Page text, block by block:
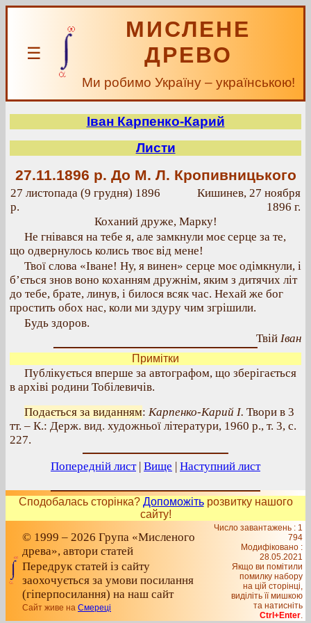
☰
МИСЛЕНЕ
ДРЕВО
Ми робимо Україну – українською!
Іван Карпенко-Карий
Листи
27.11.1896 р. До М. Л. Кропивницького
27 листопада (9 грудня) 1896
р.
Кишинев, 27 ноября
1896 г.
Коханий друже, Марку!
Не гнівався на тебе я, але замкнули моє серце за те,
що одвернулось колись твоє від мене!
Твої слова «Іване! Ну, я винен» серце моє одімкнули, і
б’ється знов воно коханням дружнім, яким з дитячих літ
до тебе, брате, линув, і билося всяк час. Нехай же бог
простить обох нас, коли ми здуру чим згрішили.
Будь здоров.
Твій Іван
Примітки
Публікується вперше за автографом, що зберігається
в архіві родини Тобілевичів.
Подається за виданням: Карпенко-Карий І. Твори в 3
тт. – К.: Держ. вид. художньої літератури, 1960 р., т. 3, с.
227.
Попередній лист| Вище | Наступний лист
Сподобалась сторінка? Допоможітьрозвитку нашого
сайту!
© 1999 – 2026 Група «Мисленого
древа», автори статей
Передрук статей із сайту
заохочується за умови посилання
(гіперпосилання) на наш сайт
Сайт живе на Смереці
Число завантажень : 1
794
Модифіковано :
28.05.2021
Якщо ви помітили
помилку набору
на цiй сторiнцi,
видiлiть її мишкою
та натисніть
Ctrl+Enter.